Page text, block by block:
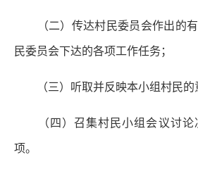
（二）传达村民委员会作出的有
民委员会下达的各项工作任务；
（三）听取并反映本小组村民的
（四）召集村民小组会议讨论
项。